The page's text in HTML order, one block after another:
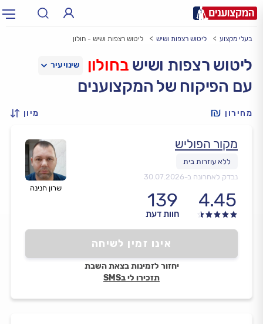
עירעיר: תל אביב, חיפה…
בעלי מקצוע ליטוש רצפות ושיש ליטוש רצפות ושיש - חולון
ליטוש רצפות ושיש בחולון
עם הפיקוח של המקצוענים
מחירון מיון
שרון חנינה
מקור הפוליש
נבדק לאחרונה ב-30.07.2026
4.45
139
חוות דעת
אינו זמין לשיחה
יחזור לזמינות בצאת השבת
תזכירו לי בSMS